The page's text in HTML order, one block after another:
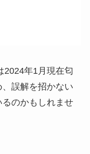
2024年1月現在匂
誤解を招かない
のかもしれませ